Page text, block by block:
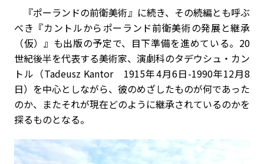
『ポーランドの前衛美術』に続き、その続編とも呼ぶ
べき『カントルから――ポーランド前衛美術の発展と継承
（仮）』も出版の予定で、目下準備を進めている。20
世紀後半を代表する美術家、演劇科のタデウシュ・カン
トル（Tadeusz Kantor 1915年4月6日-1990年12月8
日）を中心としながら、彼のめざしたものが何であった
のか、またそれが現在どのように継承されているのかを
探るものとなる。